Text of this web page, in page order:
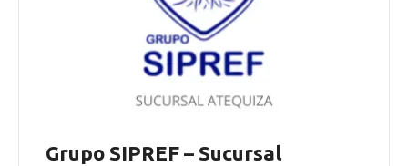
Grupo SIPREF – Sucursal